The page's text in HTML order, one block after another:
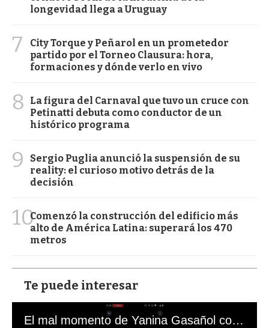
longevidad llega a Uruguay
7
City Torque y Peñarol en un prometedor
partido por el Torneo Clausura: hora,
formaciones y dónde verlo en vivo
8
La figura del Carnaval que tuvo un cruce con
Petinatti debuta como conductor de un
histórico programa
9
Sergio Puglia anunció la suspensión de su
reality: el curioso motivo detrás de la
decisión
10Comenzó la construcción del edificio más
alto de América Latina: superará los 470
metros
Te puede interesar
El mal momento de Yanina Gasañol con un hincha argentino en "Subrayado"